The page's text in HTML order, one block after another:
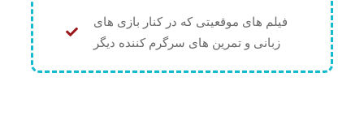
فیلم های موقعیتی كه در كنار بازی های
زبانی و تمرین های سرگرم کننده دیگر